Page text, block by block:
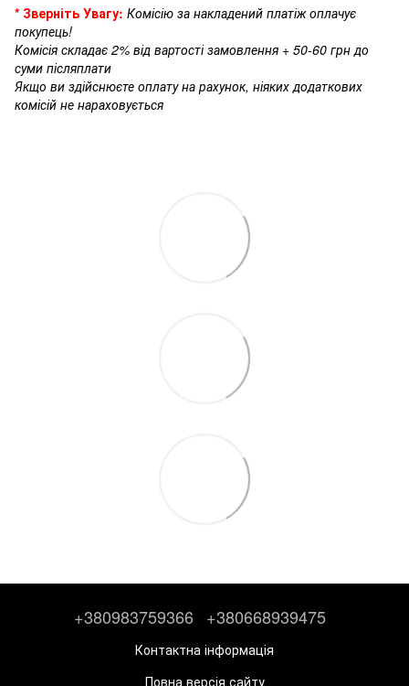
* Зверніть Увагу: Комісію за накладений платіж оплачує
покупець!
Комісія складає 2% від вартості замовлення + 50-60 грн до
суми післяплати
Якщо ви здійснюєте оплату на рахунок, ніяких додаткових
комісій не нараховується
+380983759366 +380668939475
Контактна інформація
Повна версія сайту